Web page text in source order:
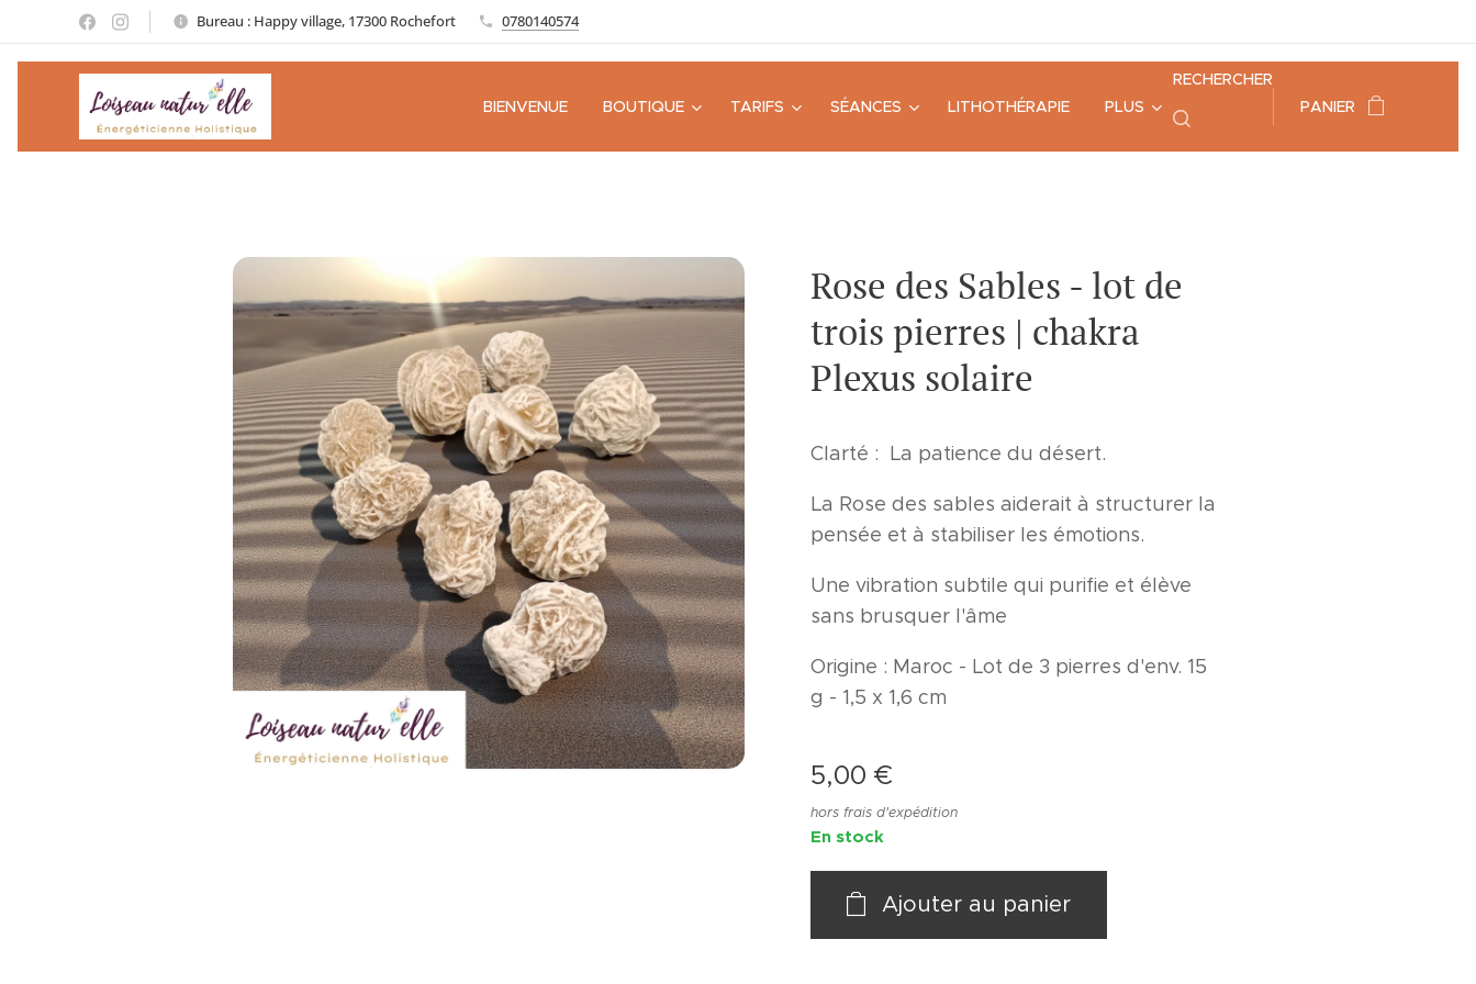
Bureau : Happy village, 17300 Rochefort 0780140574
BIENVENUE BOUTIQUE TARIFS SÉANCES LITHOTHÉRAPIE PLUS
RECHERCHER
PANIER
Rose des Sables - lot de
trois pierres | chakra
Plexus solaire
Clarté : La patience du désert.
La Rose des sables aiderait à structurer la
pensée et à stabiliser les émotions.
Une vibration subtile qui purifie et élève
sans brusquer l'âme
Origine : Maroc - Lot de 3 pierres d'env. 15
g - 1,5 x 1,6 cm
5,00 €
hors frais d'expédition
En stock
Ajouter au panier